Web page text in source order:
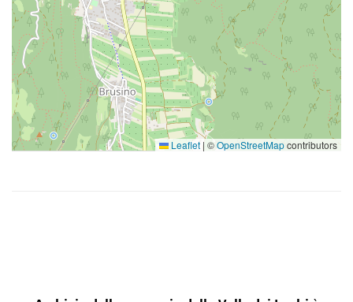
Leaflet | ©OpenStreetMapcontributors